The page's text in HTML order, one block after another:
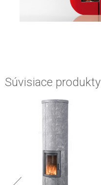
Súvisiace produkty